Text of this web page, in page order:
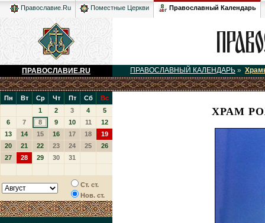
Православие.Ru Поместные Церкви Православный Календарь
ПРАВОСЛАВИЕ.RU ПРАВОСЛАВНЫЙ КАЛЕНДАРЬ »
Пн Вт Ср Чт Пт Сб
Вс
1
2 3 4
5
6
7 8 9 10 11
12
13
14 15 16 17 18
19
20
21 22 23 24 25
26
27
28 29 30 31
Ст. ст.
Нов. ст.
ХРАМ